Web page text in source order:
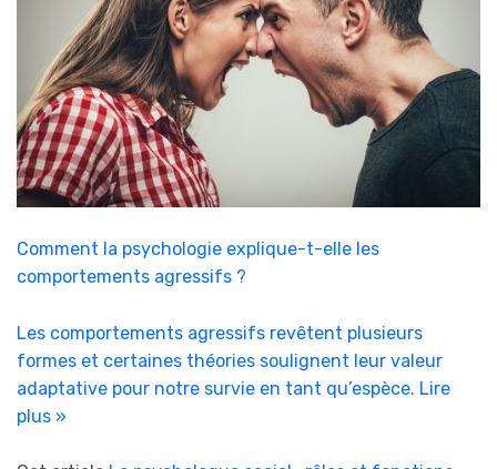
Comment la psychologie explique-t-elle les
comportements agressifs ?
Les comportements agressifs revêtent plusieurs
formes et certaines théories soulignent leur valeur
adaptative pour notre survie en tant qu’espèce. Lire
plus »